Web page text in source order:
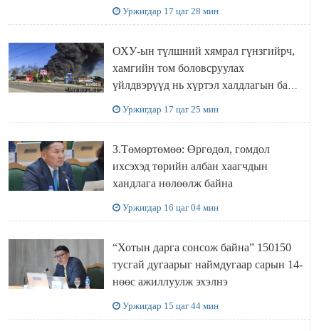
Уржигдар 17 цаг 28 мин
ОХУ-ын түлшний хямрал гүнзгийрч,
хамгийн том боловсруулах
үйлдвэрүүд нь хүртэл халдлагын бай
Уржигдар 17 цаг 25 мин
З.Төмөртөмөө: Өргөдөл, гомдол
ихсэхэд төрийн албан хаагчдын
хандлага нөлөөлж байна
Уржигдар 16 цаг 04 мин
“Хотын дарга сонсож байна” 150150
тусгай дугаарыг наймдугаар сарын 14-
нөөс ажиллуулж эхэлнэ
Уржигдар 15 цаг 44 мин